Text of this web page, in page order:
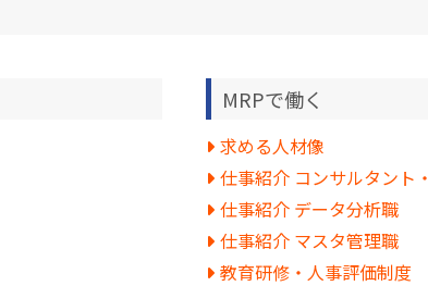
MRPで働く
求める人材像
仕事紹介 コンサルタント
仕事紹介 データ分析職
仕事紹介 マスタ管理職
教育研修・人事評価制度